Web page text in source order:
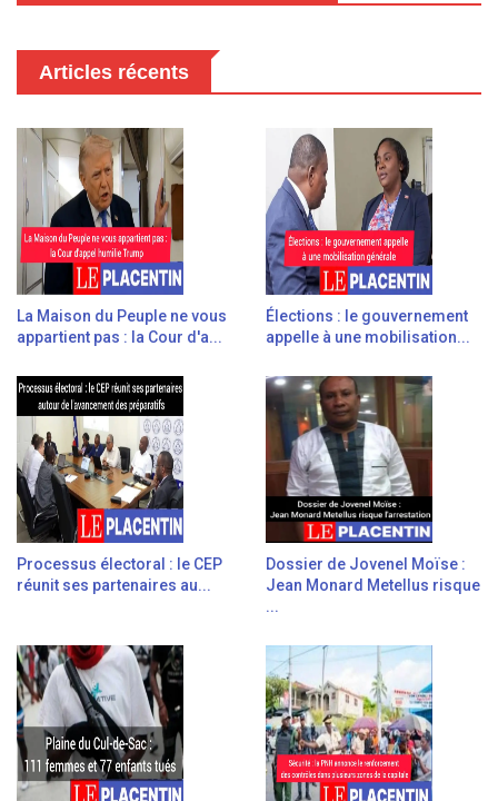
Articles récents
La Maison du Peuple ne vous
appartient pas : la Cour d'a...
Élections : le gouvernement
appelle à une mobilisation...
Processus électoral : le CEP
réunit ses partenaires au...
Dossier de Jovenel Moïse :
Jean Monard Metellus risque
...